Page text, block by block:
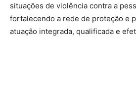
situações de violência contra a
fortalecendo a rede de proteção e
atuação integrada, qualificada e